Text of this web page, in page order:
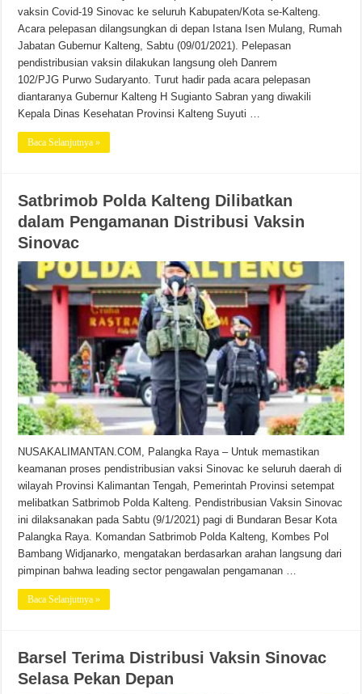
vaksin Covid-19 Sinovac ke seluruh Kabupaten/Kota se-Kalteng.
Acara pelepasan dilangsungkan di depan Istana Isen Mulang, Rumah
Jabatan Gubernur Kalteng, Sabtu (09/01/2021). Pelepasan
pendistribusian vaksin dilakukan langsung oleh Danrem
102/PJG Purwo Sudaryanto. Turut hadir pada acara pelepasan
diantaranya Gubernur Kalteng H Sugianto Sabran yang diwakili
Kepala Dinas Kesehatan Provinsi Kalteng Suyuti …
Baca Selanjutnya »
Satbrimob Polda Kalteng Dilibatkan
dalam Pengamanan Distribusi Vaksin
Sinovac
NUSAKALIMANTAN.COM, Palangka Raya – Untuk memastikan
keamanan proses pendistribusian vaksi Sinovac ke seluruh daerah di
wilayah Provinsi Kalimantan Tengah, Pemerintah Provinsi setempat
melibatkan Satbrimob Polda Kalteng. Pendistribusian Vaksin Sinovac
ini dilaksanakan pada Sabtu (9/1/2021) pagi di Bundaran Besar Kota
Palangka Raya. Komandan Satbrimob Polda Kalteng, Kombes Pol
Bambang Widjanarko, mengatakan berdasarkan arahan langsung dari
pimpinan bahwa leading sector pengawalan pengamanan …
Baca Selanjutnya »
Barsel Terima Distribusi Vaksin Sinovac
Selasa Pekan Depan